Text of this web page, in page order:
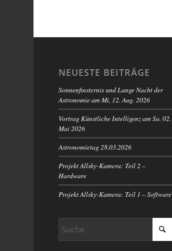
NEUESTE BEITRÄGE
Sonnenfinsternis und Lange Nacht der
Astronomie am Mi, 12. Aug. 2026
Vortrag Künstliche Intelligenz am Sa. 02.
Mai 2026
Astronomietag 28.03.2026
Projekt Allsky-Kamera: Teil 2 –
Hardware
Projekt Allsky-Kamera: Teil 1 – Software